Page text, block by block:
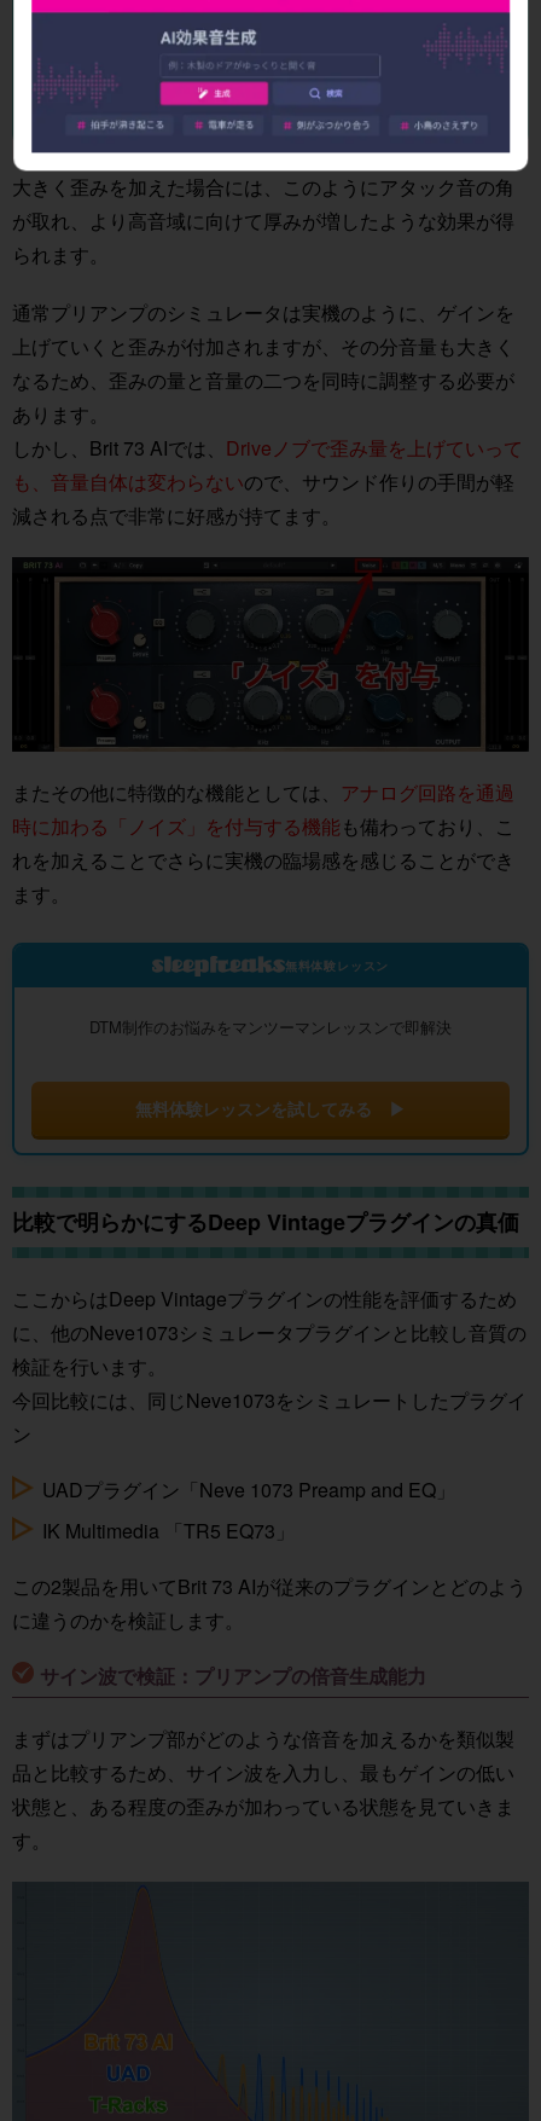
ド】
再生 B
大きく歪みを加えた場合には、このようにアタック音の角
が取れ、より高音域に向けて厚みが増したような効果が得
られます。
通常プリアンプのシミュレータは実機のように、ゲインを
上げていくと歪みが付加されますが、その分音量も大きく
なるため、歪みの量と音量の二つを同時に調整する必要が
あります。
しかし、Brit 73 AIでは、 Driveノブで歪み量を上げていって
も、音量自体は変わらないので、サウンド作りの手間が軽
減される点で非常に好感が持てます。
またその他に特徴的な機能としては、 アナログ回路を通過
時に加わる「ノイズ」を付与する機能も備わっており、こ
れを加えることでさらに実機の臨場感を感じることができ
ます。
無料体験レッスン
DTM制作のお悩みをマンツーマンレッスンで即解決
無料体験レッスンを試してみる ▶
比較で明らかにするDeep Vintageプラグインの真価
ここからはDeep Vintageプラグインの性能を評価するため
に、他のNeve1073シミュレータプラグインと比較し音質の
検証を行います。
今回比較には、同じNeve1073をシミュレートしたプラグイ
ン
UADプラグイン「Neve 1073 Preamp and EQ」
IK Multimedia 「TR5 EQ73」
この2製品を用いてBrit 73 AIが従来のプラグインとどのよう
に違うのかを検証します。
サイン波で検証：プリアンプの倍音生成能力
まずはプリアンプ部がどのような倍音を加えるかを類似製
品と比較するため、サイン波を入力し、最もゲインの低い
状態と、ある程度の歪みが加わっている状態を見ていきま
す。